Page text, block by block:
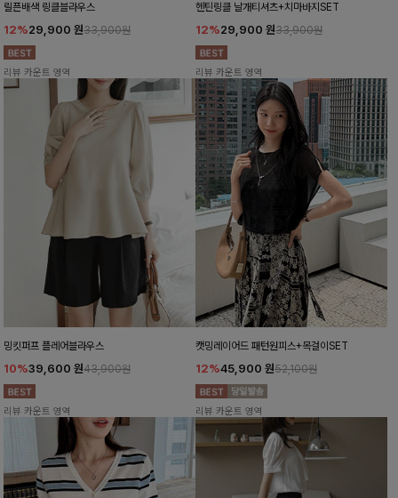
릴픈배색 링클블라우스
12%29,900 원33,900원
리뷰 카운트 영역
헨틴링클 날개티셔츠+치마바지SET
12%29,900 원33,900원
리뷰 카운트 영역
밍킷퍼프 플레어블라우스
10%39,600 원43,900원
리뷰 카운트 영역
캣밍레이어드 패턴원피스+목걸이SET
12%45,900 원52,100원
리뷰 카운트 영역